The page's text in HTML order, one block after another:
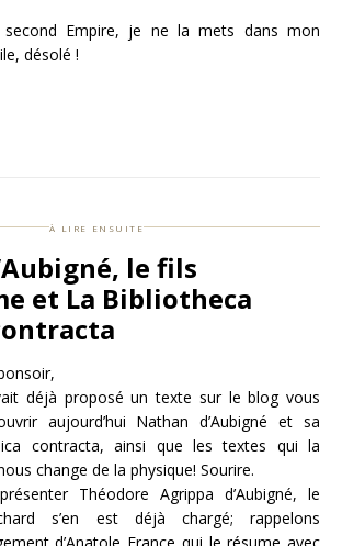
second Empire, je ne la mets dans mon
désolé !
à lire ensuite
le fils
et La Bibliotheca
déjà proposé un texte sur le blog vous
aujourd’hui Nathan d’Aubigné et sa
contracta, ainsi que les textes qui la
change de la physique! Sourire.
Théodore Agrippa d’Aubigné, le
s’en est déjà chargé; rappelons
d’Anatole France qui le résume avec